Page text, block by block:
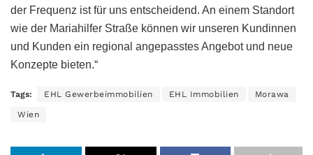
der Frequenz ist für uns entscheidend. An einem Standort
wie der Mariahilfer Straße können wir unseren Kundinnen
und Kunden ein regional angepasstes Angebot und neue
Konzepte bieten.“
Tags: EHL Gewerbeimmobilien EHL Immobilien Morawa
Wien